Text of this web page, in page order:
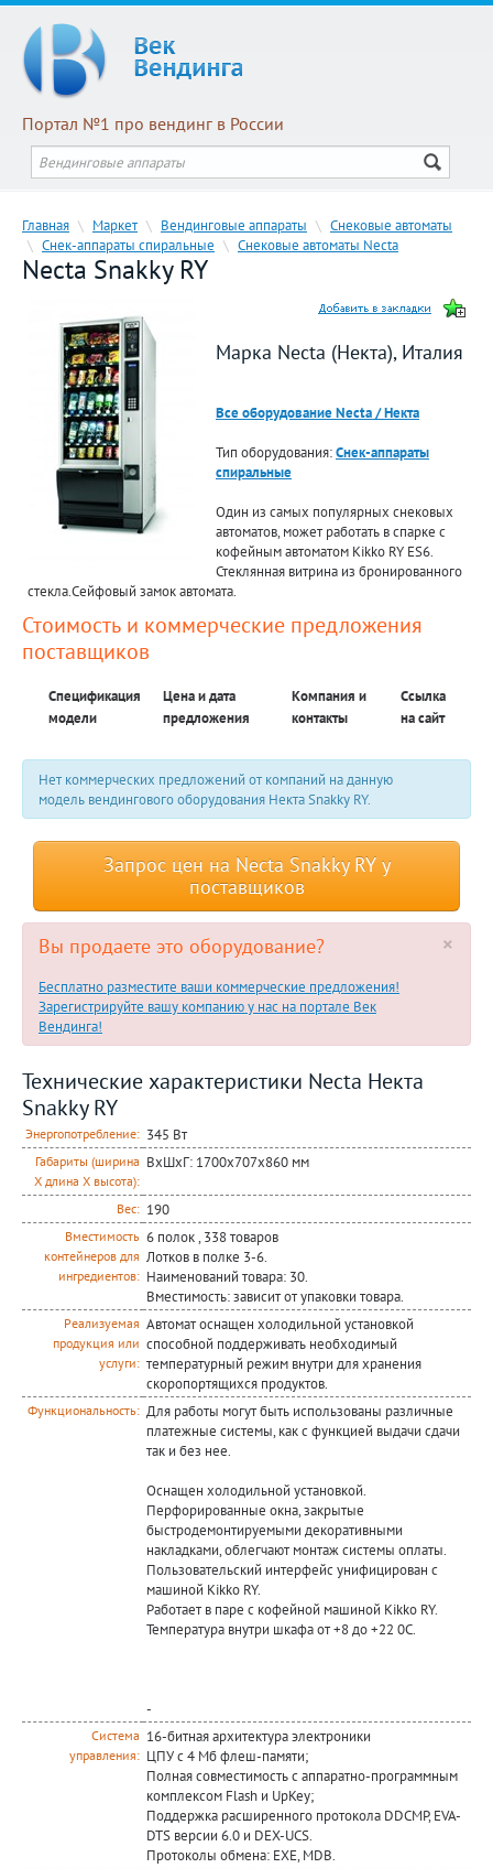
Портал №1 про вендинг в России
Главная \ Маркет \ Вендинговые аппараты \ Снековые автоматы
\ Снек-аппараты спиральные \ Снековые автоматы Necta
Necta Snakky RY
Марка Necta (Некта), Италия
Все оборудование Necta / Некта
Тип оборудования:Снек-аппараты
спиральные
Один из самых популярных снековых
автоматов, может работать в спарке с
кофейным автоматом Kikko RY ES6.
Стеклянная витрина из бронированного
стекла.Сейфовый замок автомата.
Стоимость и коммерческие предложения
поставщиков
Спецификация
модели
Цена и дата
предложения
Компания и
контакты
Ссылка
на сайт
Нет коммерческих предложений от компаний на данную
модель вендингового оборудования Некта Snakky RY.
Запрос цен на Necta Snakky RY у
поставщиков
×
Вы продаете это оборудование?
Бесплатно разместите ваши коммерческие предложения!
Зарегистрируйте вашу компанию у нас на портале Век
Вендинга!
Технические характеристики Necta Некта
Snakky RY
Энергопотребление: 345 Вт
Габариты (ширина
Х длина Х высота):
ВхШхГ: 1700х707х860 мм
Вес: 190
Вместимость
контейнеров для
ингредиентов:
6 полок , 338 товаров
Лотков в полке 3-6.
Наименований товара: 30.
Вместимость: зависит от упаковки товара.
Реализуемая
продукция или
услуги:
Автомат оснащен холодильной установкой
способной поддерживать необходимый
температурный режим внутри для хранения
скоропортящихся продуктов.
Функциональность: Для работы могут быть использованы различные
платежные системы, как с функцией выдачи сдачи
так и без нее.
Оснащен холодильной установкой.
Перфорированные окна, закрытые
быстродемонтируемыми декоративными
накладками, облегчают монтаж системы оплаты.
Пользовательский интерфейс унифицирован с
машиной Kikko RY.
Работает в паре с кофейной машиной Kikko RY.
Температура внутри шкафа от +8 до +22 0С.
-
Система
управления:
16-битная архитектура электроники
ЦПУ с 4 Мб флеш-памяти;
Полная совместимость с аппаратно-программным
комплексом Flash и UpKey;
Поддержка расширенного протокола DDCMP, EVA-
DTS версии 6.0 и DEX-UCS.
Протоколы обмена: EXE, MDB.